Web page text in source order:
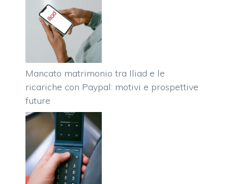
Mancato matrimonio tra Iliad e le
ricariche con Paypal: motivi e prospettive
future